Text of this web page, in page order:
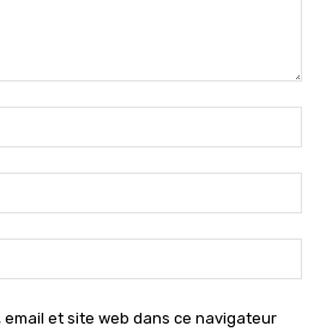
email et site web dans ce navigateur